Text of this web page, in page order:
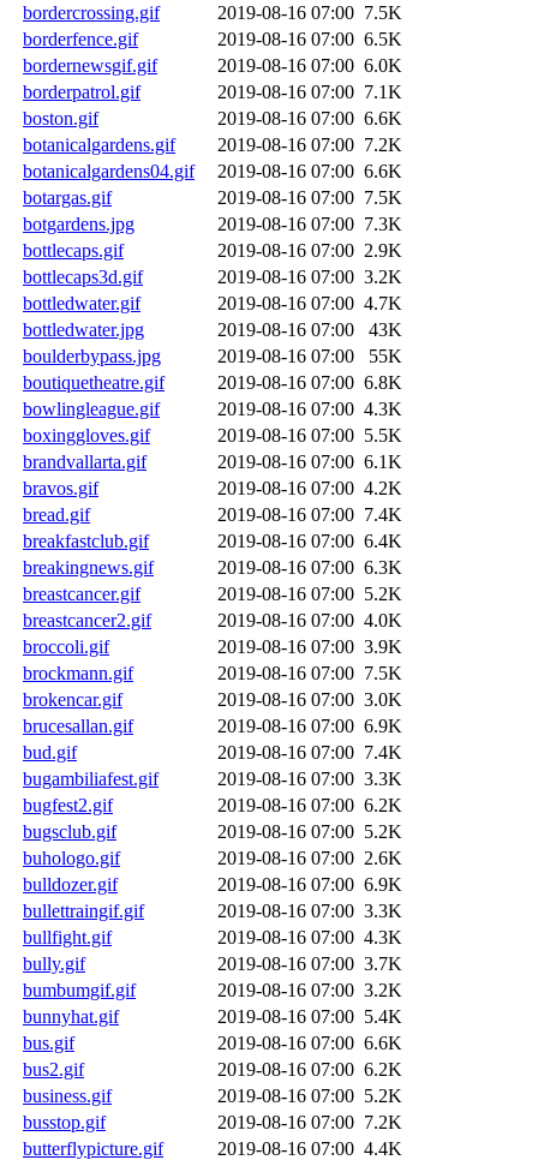
bordercrossing.gif
2019-08-16 07:00 7.5K
borderfence.gif
2019-08-16 07:00 6.5K
bordernewsgif.gif
2019-08-16 07:00 6.0K
borderpatrol.gif
2019-08-16 07:00 7.1K
boston.gif
2019-08-16 07:00 6.6K
botanicalgardens.gif
2019-08-16 07:00 7.2K
botanicalgardens04.gif
2019-08-16 07:00 6.6K
botargas.gif
2019-08-16 07:00 7.5K
botgardens.jpg
2019-08-16 07:00 7.3K
bottlecaps.gif
2019-08-16 07:00 2.9K
bottlecaps3d.gif
2019-08-16 07:00 3.2K
bottledwater.gif
2019-08-16 07:00 4.7K
bottledwater.jpg
2019-08-16 07:00
43K
boulderbypass.jpg
2019-08-16 07:00
55K
boutiquetheatre.gif
2019-08-16 07:00 6.8K
bowlingleague.gif
2019-08-16 07:00 4.3K
boxinggloves.gif
2019-08-16 07:00 5.5K
brandvallarta.gif
2019-08-16 07:00 6.1K
bravos.gif
2019-08-16 07:00 4.2K
bread.gif
2019-08-16 07:00 7.4K
breakfastclub.gif
2019-08-16 07:00 6.4K
breakingnews.gif
2019-08-16 07:00 6.3K
breastcancer.gif
2019-08-16 07:00 5.2K
breastcancer2.gif
2019-08-16 07:00 4.0K
broccoli.gif
2019-08-16 07:00 3.9K
brockmann.gif
2019-08-16 07:00 7.5K
brokencar.gif
2019-08-16 07:00 3.0K
brucesallan.gif
2019-08-16 07:00 6.9K
bud.gif
2019-08-16 07:00 7.4K
bugambiliafest.gif
2019-08-16 07:00 3.3K
bugfest2.gif
2019-08-16 07:00 6.2K
bugsclub.gif
2019-08-16 07:00 5.2K
buhologo.gif
2019-08-16 07:00 2.6K
bulldozer.gif
2019-08-16 07:00 6.9K
bullettraingif.gif
2019-08-16 07:00 3.3K
bullfight.gif
2019-08-16 07:00 4.3K
bully.gif
2019-08-16 07:00 3.7K
bumbumgif.gif
2019-08-16 07:00 3.2K
bunnyhat.gif
2019-08-16 07:00 5.4K
bus.gif
2019-08-16 07:00 6.6K
bus2.gif
2019-08-16 07:00 6.2K
business.gif
2019-08-16 07:00 5.2K
busstop.gif
2019-08-16 07:00 7.2K
butterflypicture.gif
2019-08-16 07:00 4.4K